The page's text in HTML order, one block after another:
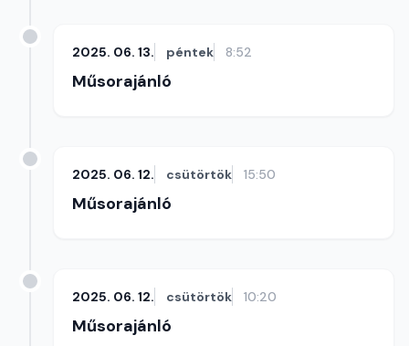
2025. 06. 13. péntek 8:52
Műsorajánló
2025. 06. 12. csütörtök 15:50
Műsorajánló
2025. 06. 12. csütörtök 10:20
Műsorajánló